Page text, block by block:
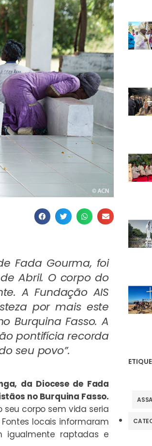
Fada Gourma, foi
Abril. O corpo do
A Fundação AIS
por mais este
Burquina Fasso. A
pontifícia recorda
seu povo”.
da Diocese de Fada
no Burquina Fasso.
seu corpo sem vida seria
locais informaram
igualmente raptadas e